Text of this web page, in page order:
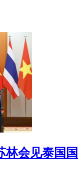
林会见泰国国